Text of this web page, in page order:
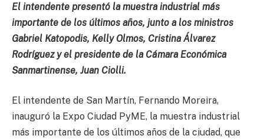
El intendente presentó la muestra industrial más
importante de los últimos años, junto a los ministros
Gabriel Katopodis, Kelly Olmos, Cristina Álvarez
Rodríguez y el presidente de la Cámara Económica
Sanmartinense, Juan Ciolli.
El intendente de San Martín, Fernando Moreira,
inauguró la Expo Ciudad PyME, la muestra industrial
más importante de los últimos años de la ciudad, que